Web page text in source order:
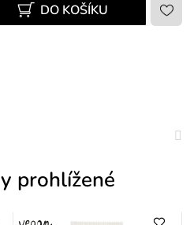
DO KOŠÍKU
prohlížené